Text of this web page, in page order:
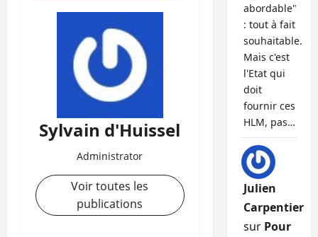
Sylvain d'Huissel
Administrator
Voir toutes les
publications
abordable"
: tout à fait
souhaitable.
Mais c'est
l'Etat qui
doit
fournir ces
HLM, pas…
Julien
Carpentier
sur Pour